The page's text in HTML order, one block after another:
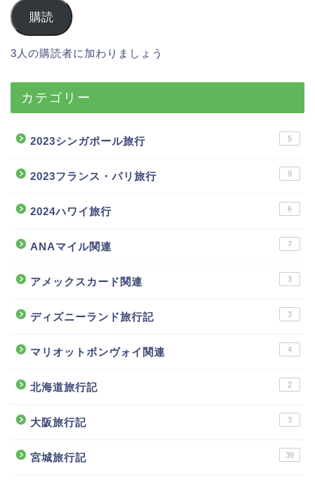
購読
3人の購読者に加わりましょう
カテゴリー
2023シンガポール旅行 5
2023フランス・パリ旅行 9
2024ハワイ旅行 6
ANAマイル関連 7
アメックスカード関連 3
ディズニーランド旅行記 3
マリオットボンヴォイ関連 4
北海道旅行記 2
大阪旅行記 3
宮城旅行記 39